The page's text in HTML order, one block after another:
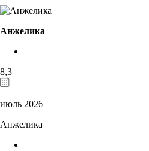
Анжелика
8,3
июль 2026
Анжелика